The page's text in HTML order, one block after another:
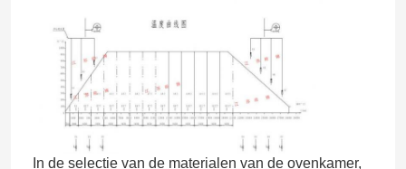
In de selectie van de materialen van de ovenkamer,